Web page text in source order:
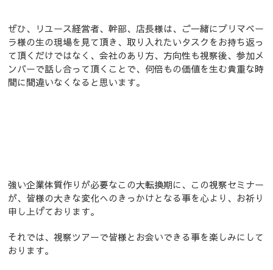
ぜひ、リユース経営者、幹部、店長様は、ご一緒にプリマベー
ラ様の生の現場を見て頂き、取り入れたいタスクをお持ち返っ
て頂くだけではなく、会社のあり方、方向性も視察後、参加メ
ンバーで話し合って頂くことで、何倍もの価値を生む貴重な時
間に間違いなくなると思います。
強い企業体質作りが必要なこの大転換期に、この視察セミナー
が、皆様の大きな変化へのきっかけとなる事を心より、お祈り
申し上げております。
それでは、視察ツアーで皆様とお会いできる事を楽しみにして
おります。